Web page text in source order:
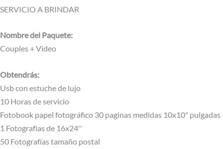
SERVICIO A BRINDAR
Nombre del Paquete:
Couples + Video
Obtendrás:
Usb con estuche de lujo
10 Horas de servicio
Fotobook papel fotográfico 30 paginas medidas 10x10" pulgadas
1 Fotografías de 16x24''
50 Fotografías tamaño postal